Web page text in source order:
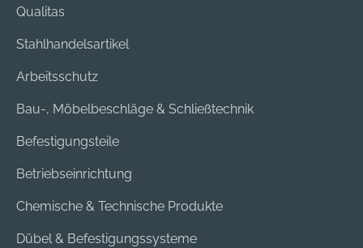
Qualitas
Stahlhandelsartikel
Arbeitsschutz
Bau-, Möbelbeschläge & Schließtechnik
Befestigungsteile
Betriebseinrichtung
Chemische & Technische Produkte
Dübel & Befestigungssysteme